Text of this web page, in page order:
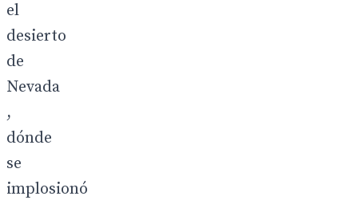
el
desierto
de
Nevada
,
dónde
se
implosionó